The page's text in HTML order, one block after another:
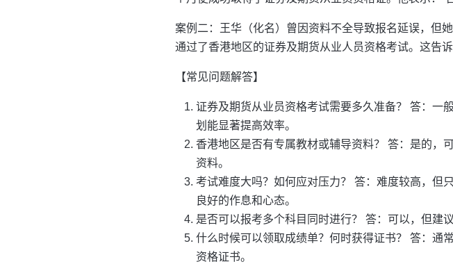
案例二：王华（化名）曾因资料不全导致报名延误，但
通过了香港地区的证券及期货从业人员资格考试。这告
【常见问题解答】
证券及期货从业员资格考试需要多久准备？ 答：一
划能显著提高效率。
香港地区是否有专属教材或辅导资料？ 答：是的，
资料。
考试难度大吗？如何应对压力？ 答：难度较高，但
良好的作息和心态。
是否可以报考多个科目同时进行？ 答：可以，但建
什么时候可以领取成绩单？何时获得证书？ 答：通
资格证书。